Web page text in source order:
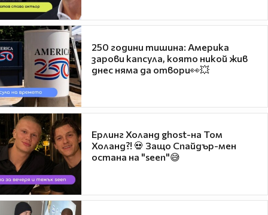
250 години тишина: Америка
зарови капсула, която никой жив
днес няма да отвори👀💥
Ерлинг Холанд ghost-на Том
Холанд?! 💀 Защо Спайдър-мен
остана на "seen"😅